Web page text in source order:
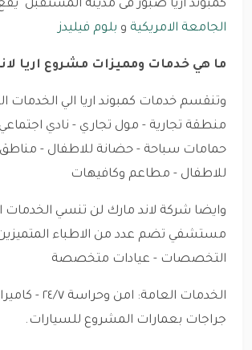
كمبوند اريا صبور فى مدينة المستقبل
الجامعة الامريكية و بلوم فيليدز
ما هي خدمات ومميزات مشروع اريا
وتنقسم خدمات كمبوند اريا الي الخدمات
منطقة تجارية - مول تجاري - نادي
حمامات سباحة - حضانة للاطفال - مناطق
للاطفال - مطاعم وكافيهات
وايضا شركة لاند مارك لن تنسي
مستشفي تضم عدد من الاطباء
التخصصات - عيادات متخصصة
الخدمات العامة:
جراجات بعمارات المشروع للسيارات.